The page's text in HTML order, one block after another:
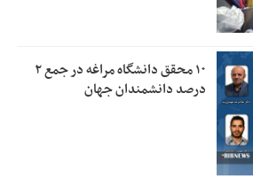
۱۰ محقق دانشگاه مراغه در جمع ۲
درصد دانشمندان جهان